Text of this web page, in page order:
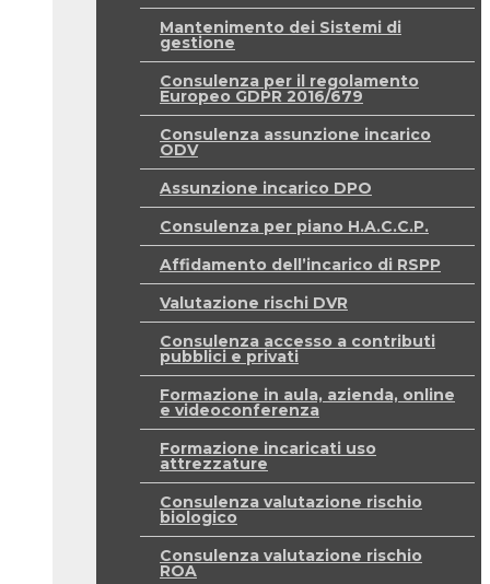
Mantenimento dei Sistemi di
gestione
Consulenza per il regolamento
Europeo GDPR 2016/679
Consulenza assunzione incarico
ODV
Assunzione incarico DPO
Consulenza per piano H.A.C.C.P.
Affidamento dell’incarico di RSPP
Valutazione rischi DVR
Consulenza accesso a contributi
pubblici e privati
Formazione in aula, azienda, online
e videoconferenza
Formazione incaricati uso
attrezzature
Consulenza valutazione rischio
biologico
Consulenza valutazione rischio
ROA